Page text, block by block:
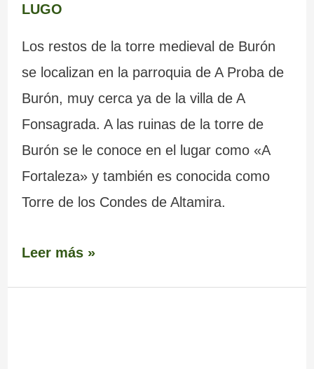
LUGO
Los restos de la torre medieval de Burón
se localizan en la parroquia de A Proba de
Burón, muy cerca ya de la villa de A
Fonsagrada. A las ruinas de la torre de
Burón se le conoce en el lugar como «A
Fortaleza» y también es conocida como
Torre de los Condes de Altamira.
Leer más »